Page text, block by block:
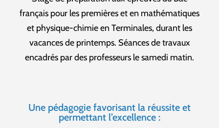
français pour les premières et en mathématiques
et physique-chimie en Terminales, durant les
vacances de printemps. Séances de travaux
encadrés par des professeurs le samedi matin.
Une pédagogie favorisant la réussite et
permettant l’excellence :